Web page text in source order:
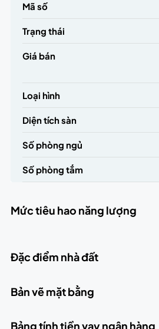
Mã số
Trạng thái
Giá bán
Loại hình
Diện tích sàn
Số phòng ngủ
Số phòng tắm
Mức tiêu hao năng lượng
Đặc điểm nhà đất
Bản vẽ mặt bằng
Bảng tính tiền vay ngân hàng